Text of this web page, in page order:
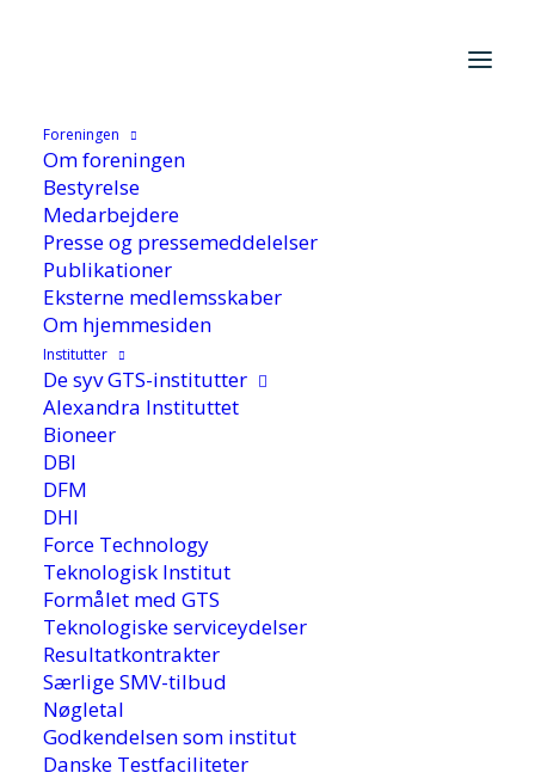
Foreningen
Om foreningen
Bestyrelse
Medarbejdere
Presse og pressemeddelelser
Publikationer
Eksterne medlemsskaber
Om hjemmesiden
Institutter
De syv GTS-institutter
Alexandra Instituttet
Bioneer
DBI
DFM
DHI
Force Technology
Teknologisk Institut
Formålet med GTS
Teknologiske serviceydelser
Resultatkontrakter
Særlige SMV-tilbud
Nøgletal
Godkendelsen som institut
Danske Testfaciliteter
Midtjylland: Ny indsats
forbedrer muligheder
for at innovere sig til
vækst